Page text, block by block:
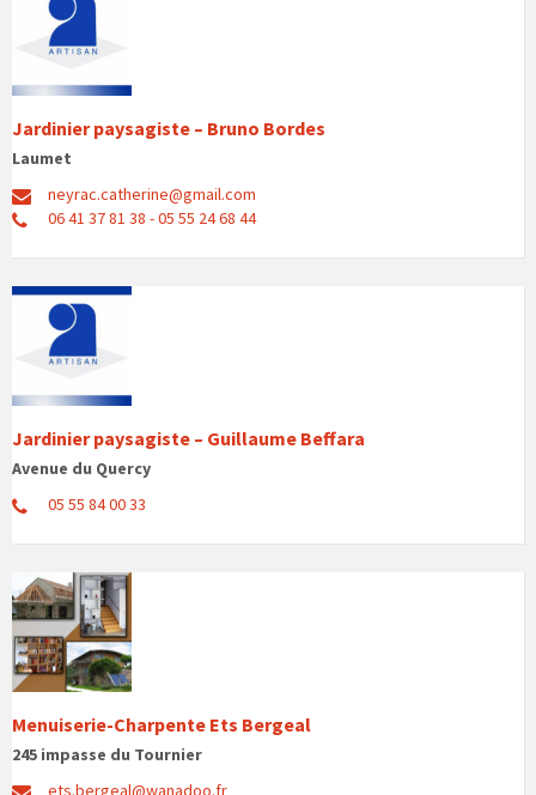
Jardinier paysagiste – Bruno Bordes
Laumet
neyrac.catherine@gmail.com
06 41 37 81 38 - 05 55 24 68 44
Jardinier paysagiste – Guillaume Beffara
Avenue du Quercy
05 55 84 00 33
Menuiserie-Charpente Ets Bergeal
245 impasse du Tournier
ets.bergeal@wanadoo.fr